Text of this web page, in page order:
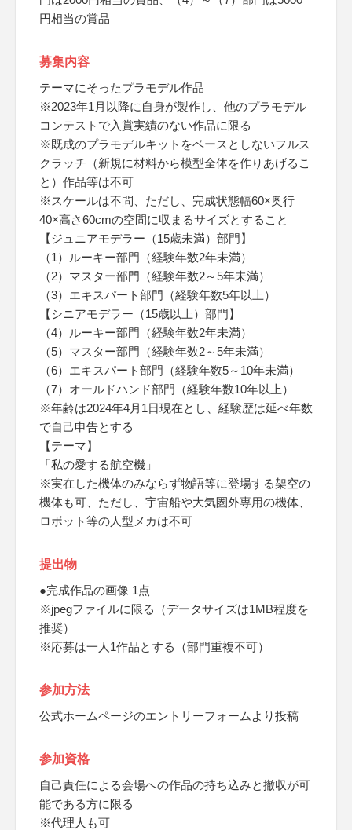
円相当の賞品
募集内容
テーマにそったプラモデル作品
※2023年1月以降に自身が製作し、他のプラモデル
コンテストで入賞実績のない作品に限る
※既成のプラモデルキットをベースとしないフルス
クラッチ（新規に材料から模型全体を作りあげるこ
と）作品等は不可
※スケールは不問、ただし、完成状態幅60×奥行
40×高さ60cmの空間に収まるサイズとすること
【ジュニアモデラー（15歳未満）部門】
（1）ルーキー部門（経験年数2年未満）
（2）マスター部門（経験年数2～5年未満）
（3）エキスパート部門（経験年数5年以上）
【シニアモデラー（15歳以上）部門】
（4）ルーキー部門（経験年数2年未満）
（5）マスター部門（経験年数2～5年未満）
（6）エキスパート部門（経験年数5～10年未満）
（7）オールドハンド部門（経験年数10年以上）
※年齢は2024年4月1日現在とし、経験歴は延べ年数
で自己申告とする
【テーマ】
「私の愛する航空機」
※実在した機体のみならず物語等に登場する架空の
機体も可、ただし、宇宙船や大気圏外専用の機体、
ロボット等の人型メカは不可
提出物
●完成作品の画像 1点
※jpegファイルに限る（データサイズは1MB程度を
推奨）
※応募は一人1作品とする（部門重複不可）
参加方法
公式ホームページのエントリーフォームより投稿
参加資格
自己責任による会場への作品の持ち込みと撤収が可
能である方に限る
※代理人も可